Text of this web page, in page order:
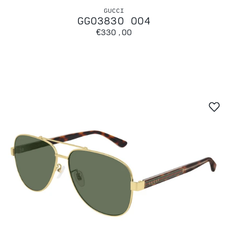
GUCCI
GG0383O 004
€330,00